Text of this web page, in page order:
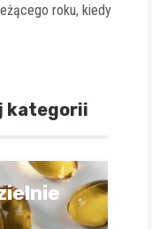
roku, kiedy
kategorii